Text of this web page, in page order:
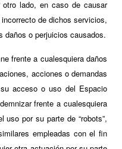
lado, en caso de causar
de dichos servicios,
daños o perjuicios causados.
frente a cualesquiera daños
acciones o demandas
acceso o uso del Espacio
frente a cualesquiera
por su parte de “robots”,
empleadas con el fin